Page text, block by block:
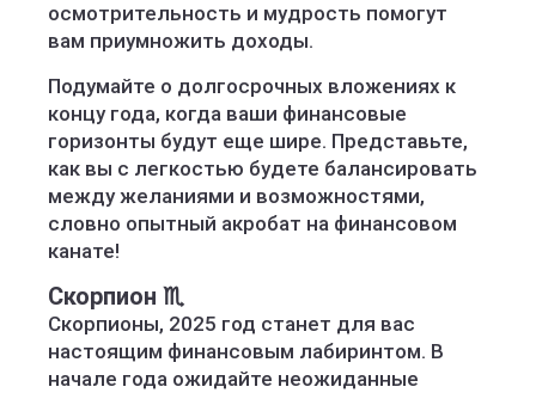
осмотрительность и мудрость помогут
вам приумножить доходы.
Подумайте о долгосрочных вложениях к
концу года, когда ваши финансовые
горизонты будут еще шире. Представьте,
как вы с легкостью будете балансировать
между желаниями и возможностями,
словно опытный акробат на финансовом
канате!
Скорпион ♏️
Скорпионы, 2025 год станет для вас
настоящим финансовым лабиринтом. В
начале года ожидайте неожиданные